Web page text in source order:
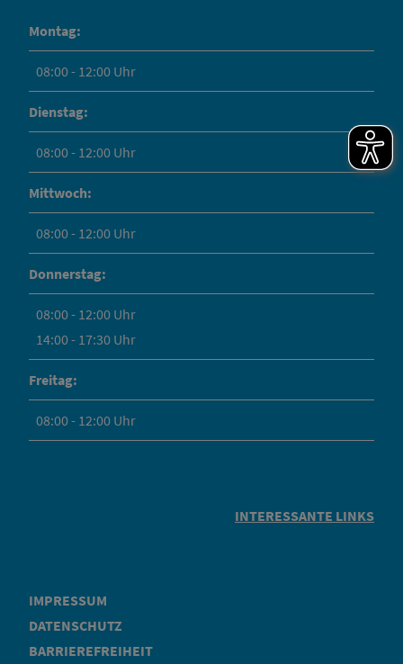
Montag:
08:00 - 12:00 Uhr
Dienstag:
08:00 - 12:00 Uhr
Mittwoch:
08:00 - 12:00 Uhr
Donnerstag:
08:00 - 12:00 Uhr
14:00 - 17:30 Uhr
Freitag:
08:00 - 12:00 Uhr
INTERESSANTE LINKS
IMPRESSUM
DATENSCHUTZ
BARRIEREFREIHEIT